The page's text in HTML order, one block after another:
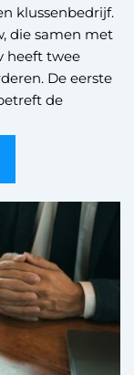
klussenbedrijf.
die samen met
heeft twee
De eerste
de